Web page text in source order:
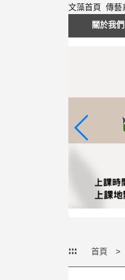
文藻首頁 傳藝
關於我們
::: 首頁